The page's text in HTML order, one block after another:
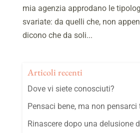
mia agenzia approdano le
svariate: da quelli che, non
dicono che da soli...
Articoli recenti
Dove vi siete conosciuti?
Pensaci bene, ma non pensarci
Rinascere dopo una delusione